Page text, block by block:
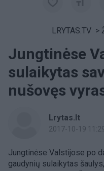
LRYTAS.TV >
Jungtinėse
sulaikytas
nušovęs
Lrytas.lt
2017-10-19
Jungtinėse Valstijose po
gaudynių sulaikytas